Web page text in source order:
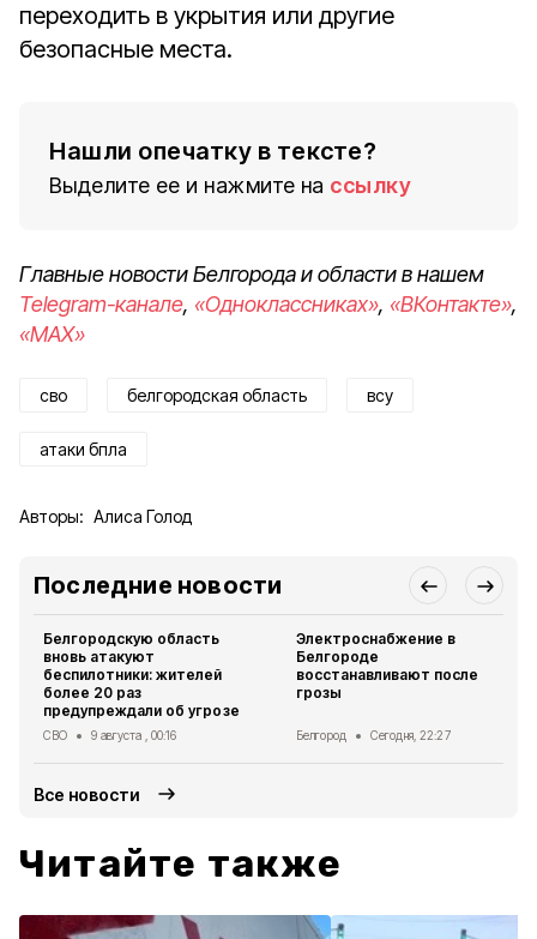
переходить в укрытия или другие
безопасные места.
Нашли опечатку в тексте?
Выделите ее и нажмите на ссылку
Главные новости Белгорода и области в нашем
Telegram-канале, «Одноклассниках», «ВКонтакте»,
«MAX»
сво белгородская область всу
атаки бпла
Авторы: Алиса Голод
Последние новости
Белгородскую область
вновь атакуют
беспилотники: жителей
более 20 раз
предупреждали об угрозе
СВО 9 августа , 00:16
Электроснабжение в
Белгороде
восстанавливают после
грозы
Белгород Сегодня, 22:27
Все новости
Читайте также